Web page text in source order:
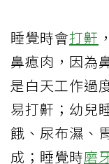
睡覺時會打鼾
鼻瘜肉，因為
是白天工作過
易打鼾；幼兒
餓、尿布濕、
成；睡覺時磨